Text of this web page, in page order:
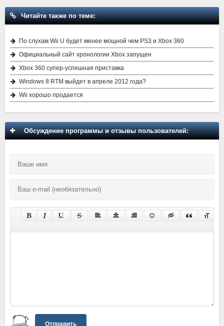
Читайте также по теме:
По слухам Wii U будет менее мощной чем PS3 и Xbox 360
Официальный сайт хронологии Xbox запущен
Xbox 360 супер-успешная приставка
Windows 8 RTM выйдет в апреле 2012 года?
Wii хорошо продается
Обсуждение программы и отзывы пользователей:
Отправить